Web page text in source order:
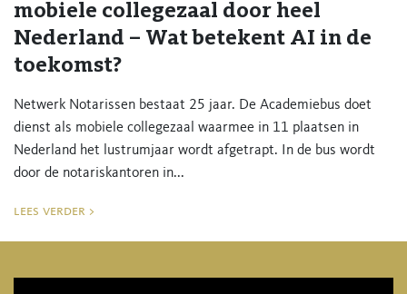
mobiele collegezaal door heel
Nederland – Wat betekent AI in de
toekomst?
Netwerk Notarissen bestaat 25 jaar. De Academiebus doet
dienst als mobiele collegezaal waarmee in 11 plaatsen in
Nederland het lustrumjaar wordt afgetrapt. In de bus wordt
door de notariskantoren in...
lees verder >